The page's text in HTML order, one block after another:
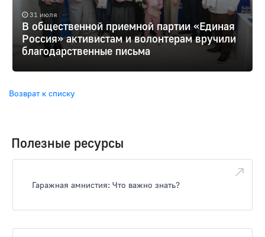
31 июля
В общественной приемной партии «Единая
Россия» активистам и волонтерам вручили
благодарственные письма
Возврат к списку
Полезные ресурсы
Гаражная амнистия: Что важно знать?